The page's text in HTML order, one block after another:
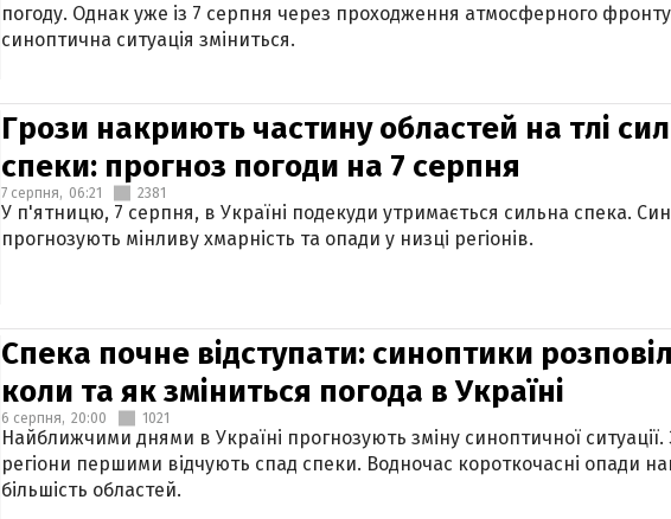
погоду. Однак уже із 7 серпня через проходження атмосферного фронту
синоптична ситуація зміниться.
Грози накриють частину областей на тлі
спеки: прогноз погоди на 7 серпня
7 серпня, 06:21 2381
У п'ятницю, 7 серпня, в Україні подекуди утримається сильна спека.
прогнозують мінливу хмарність та опади у низці регіонів.
Спека почне відступати: синоптики
коли та як зміниться погода в Україні
6 серпня, 20:00 1021
Найближчими днями в Україні прогнозують зміну синоптичної ситуації.
регіони першими відчують спад спеки. Водночас короткочасні опади
більшість областей.